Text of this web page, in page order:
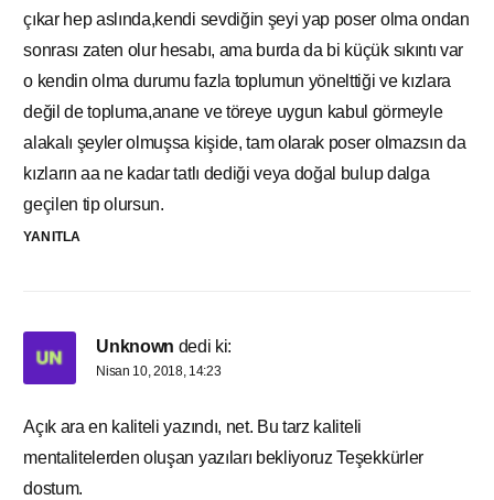
çıkar hep aslında,kendi sevdiğin şeyi yap poser olma ondan
sonrası zaten olur hesabı, ama burda da bi küçük sıkıntı var
o kendin olma durumu fazla toplumun yönelttiği ve kızlara
değil de topluma,anane ve töreye uygun kabul görmeyle
alakalı şeyler olmuşsa kişide, tam olarak poser olmazsın da
kızların aa ne kadar tatlı dediği veya doğal bulup dalga
geçilen tip olursun.
YANITLA
Unknown dedi ki:
Nisan 10, 2018, 14:23
Açık ara en kaliteli yazındı, net. Bu tarz kaliteli
mentalitelerden oluşan yazıları bekliyoruz Teşekkürler
dostum.